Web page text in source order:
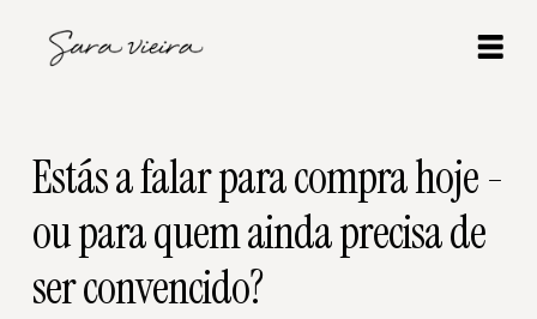
Estás a falar para compra hoje -
ou para quem ainda precisa de
ser convencido?